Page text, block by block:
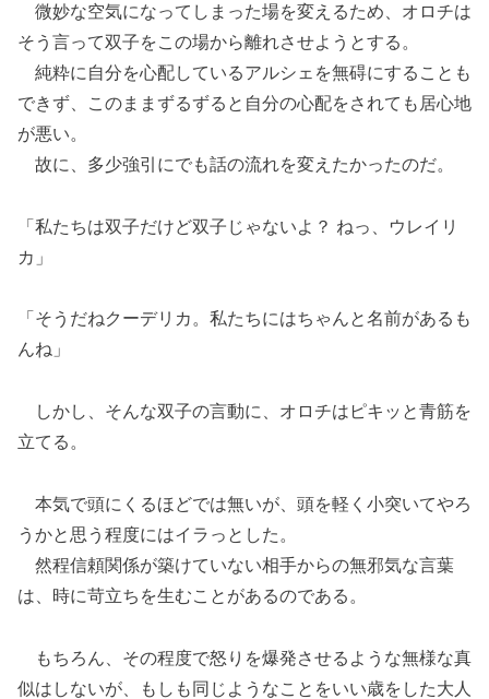
微妙な空気になってしまった場を変えるため、オロチは
そう言って双子をこの場から離れさせようとする。
純粋に自分を心配しているアルシェを無碍にすることも
できず、このままずるずると自分の心配をされても居心地
が悪い。
故に、多少強引にでも話の流れを変えたかったのだ。
「私たちは双子だけど双子じゃないよ？ ねっ、ウレイリ
カ」
「そうだねクーデリカ。私たちにはちゃんと名前があるも
んね」
しかし、そんな双子の言動に、オロチはピキッと青筋を
立てる。
本気で頭にくるほどでは無いが、頭を軽く小突いてやろ
うかと思う程度にはイラっとした。
然程信頼関係が築けていない相手からの無邪気な言葉
は、時に苛立ちを生むことがあるのである。
もちろん、その程度で怒りを爆発させるような無様な真
似はしないが、もしも同じようなことをいい歳をした大人